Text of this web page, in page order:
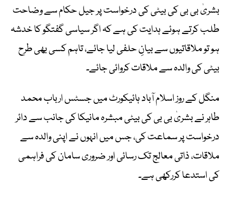
بشریٰ بی بی کی بیٹی کی درخواست پر جیل حکام سے وضاحت
طلب کرتے ہوئے ہدایت کی ہے کہ اگر سیاسی گفتگو کا خدشہ
ہو تو ملاقاتیوں سے بیانِ حلفی لیا جائے، تاہم کسی بھی طرح
بیٹی کی والدہ سے ملاقات کروائی جائے۔
منگل کے روز اسلام آباد ہائیکورٹ میں جسٹس ارباب محمد
طاہر نے بشریٰ بی بی کی بیٹی مبشرہ مانیکا کی جانب سے دائر
درخواست پر سماعت کی، جس میں انہوں نے اپنی والدہ سے
ملاقات، ذاتی معالج تک رسائی اور ضروری سامان کی فراہمی
کی استدعا کررکھی ہے۔